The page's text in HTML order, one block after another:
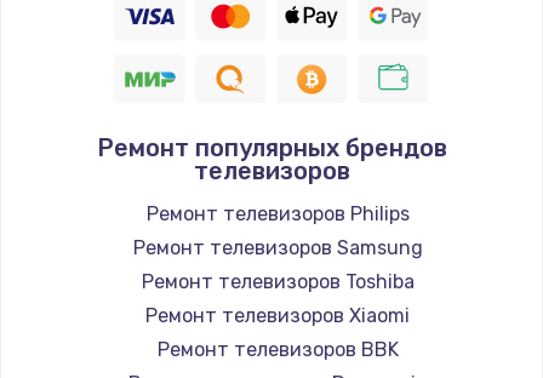
390 руб.
Замена Bluetooth/Wi-Fi модуля
800 руб.
Замена картридера
Ремонт популярных брендов
телевизоров
Ремонт телевизоров Philips
Ремонт телевизоров Samsung
Ремонт телевизоров Toshiba
Ремонт телевизоров Xiaomi
Ремонт телевизоров BBK